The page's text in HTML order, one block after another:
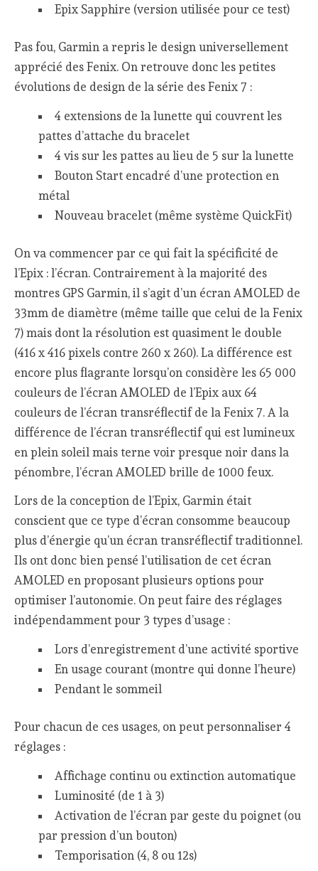
Epix Sapphire (version utilisée pour ce test)
Pas fou, Garmin a repris le design universellement
apprécié des Fenix. On retrouve donc les petites
évolutions de design de la série des Fenix 7 :
4 extensions de la lunette qui couvrent les
pattes d’attache du bracelet
4 vis sur les pattes au lieu de 5 sur la lunette
Bouton Start encadré d’une protection en
métal
Nouveau bracelet (même système QuickFit)
On va commencer par ce qui fait la spécificité de
l’Epix : l’écran. Contrairement à la majorité des
montres GPS Garmin, il s’agit d’un écran AMOLED de
33mm de diamètre (même taille que celui de la Fenix
7) mais dont la résolution est quasiment le double
(416 x 416 pixels contre 260 x 260). La différence est
encore plus flagrante lorsqu’on considère les 65 000
couleurs de l’écran AMOLED de l’Epix aux 64
couleurs de l’écran transréflectif de la Fenix 7. A la
différence de l’écran transréflectif qui est lumineux
en plein soleil mais terne voir presque noir dans la
pénombre, l’écran AMOLED brille de 1000 feux.
Lors de la conception de l’Epix, Garmin était
conscient que ce type d’écran consomme beaucoup
plus d’énergie qu’un écran transréflectif traditionnel.
Ils ont donc bien pensé l’utilisation de cet écran
AMOLED en proposant plusieurs options pour
optimiser l’autonomie. On peut faire des réglages
indépendamment pour 3 types d’usage :
Lors d’enregistrement d’une activité sportive
En usage courant (montre qui donne l’heure)
Pendant le sommeil
Pour chacun de ces usages, on peut personnaliser 4
réglages :
Affichage continu ou extinction automatique
Luminosité (de 1 à 3)
Activation de l’écran par geste du poignet (ou
par pression d’un bouton)
Temporisation (4, 8 ou 12s)